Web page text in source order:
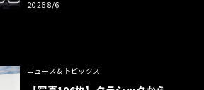
2026 8/6
ニュース＆トピックス